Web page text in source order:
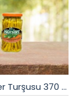
Yakan Biber Turşusu 370 cc